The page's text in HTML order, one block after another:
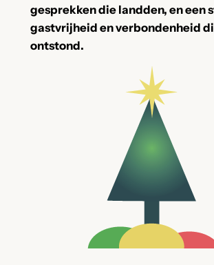
gesprekken die landden, en een
gastvrijheid en verbondenheid
ontstond.